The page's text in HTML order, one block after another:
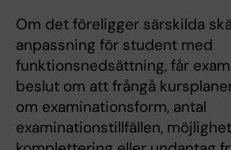
Om det föreligger särskilda
anpassning för student med
funktionsnedsättning, får
beslut om att frångå
om examinationsform, antal
examinationstillfällen,